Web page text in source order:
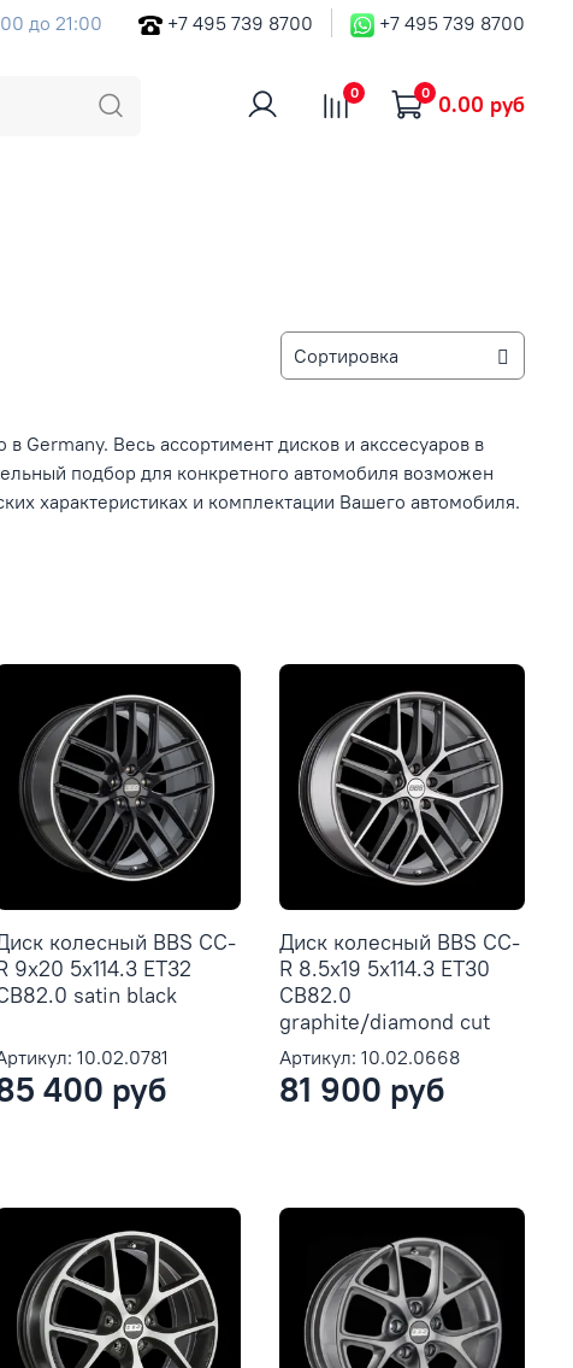
до 21:00 +7 495 739 8700 +7 495 739 8700
0 0 0.00 руб
Germany. Весь ассортимент дисков и акссесуаров в
подбор для конкретного автомобиля возможен
характеристиках и комплектации Вашего автомобиля.
колесный BBS CC-
9x20 5x114.3 ET32
satin black
10.02.0781
400 руб
Диск колесный BBS CC-
R 8.5x19 5x114.3 ET30
CB82.0
graphite/diamond cut
Артикул: 10.02.0668
81 900 руб